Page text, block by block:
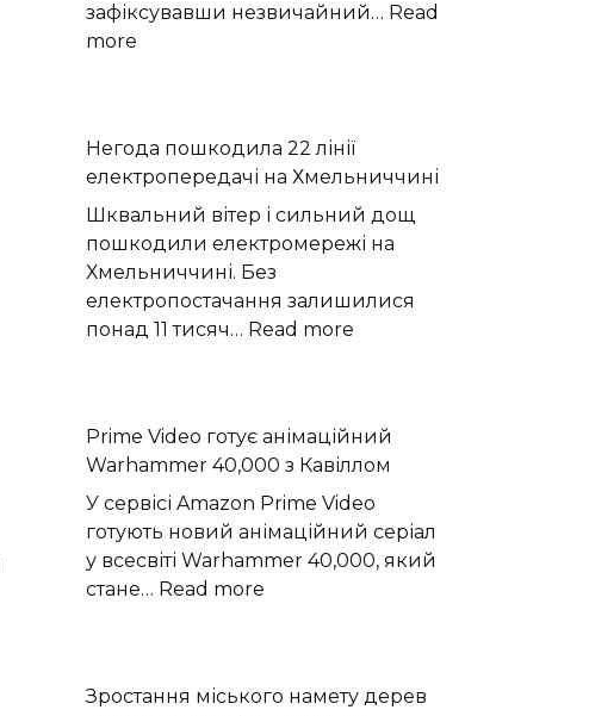
зафіксувавши незвичайний… Read
more
слабкий
спалах
шокового
прориву
наднової
Негода пошкодила 22 лінії
електропередачі на Хмельниччині
Шквальний вітер і сильний дощ
пошкодили електромережі на
Хмельниччині. Без
електропостачання залишилися
понад 11 тисяч… Read more
лінії
електропередачі
на
Хмельниччині
Prime Video готує анімаційний
Warhammer 40,000 з Кавіллом
У сервісі Amazon Prime Video
готують новий анімаційний серіал
у всесвіті Warhammer 40,000, який
стане… Read more
анімаційний
Зростання міського намету дерев